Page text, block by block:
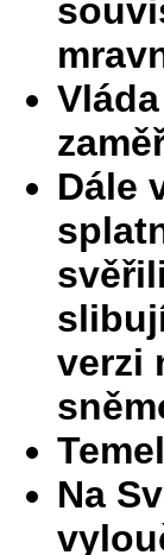
Dále
verzi
Na